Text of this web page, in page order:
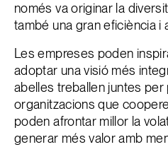
només va originar la
també una gran eficiència i
Les empreses poden
adoptar una visió més
abelles treballen juntes per
organitzacions que
poden afrontar millor la
generar més valor amb